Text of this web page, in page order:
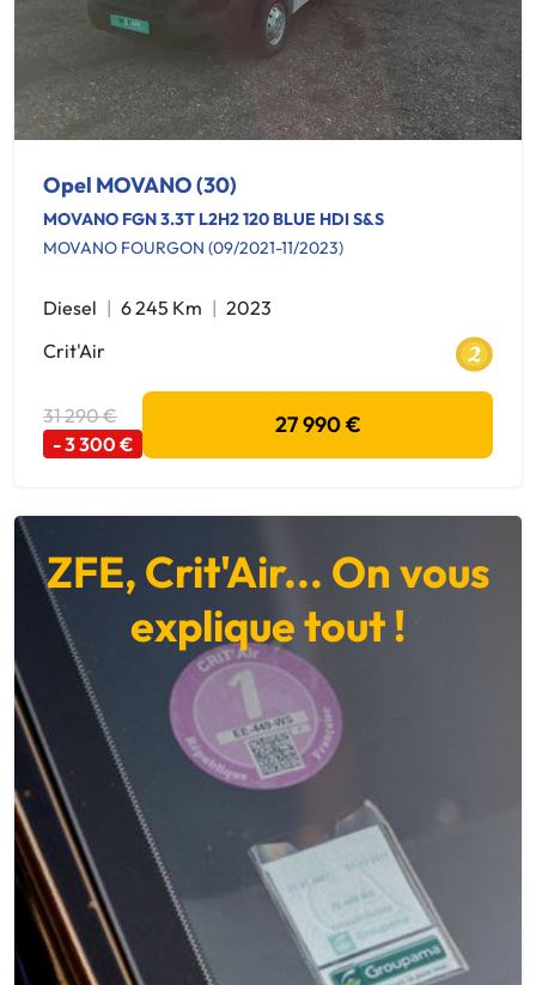
Opel MOVANO (30)
MOVANO FGN 3.3T L2H2 120 BLUE HDI S&S
MOVANO FOURGON (09/2021-11/2023)
Diesel 6 245 Km
2023
Crit'Air
31 290 €
- 3 300 €
27 990 €
ZFE, Crit'Air... On vous
explique tout !